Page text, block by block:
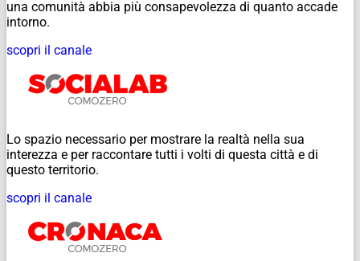
una comunità abbia più consapevolezza di quanto accade
intorno.
scopri il canale
Lo spazio necessario per mostrare la realtà nella sua
interezza e per raccontare tutti i volti di questa città e di
questo territorio.
scopri il canale